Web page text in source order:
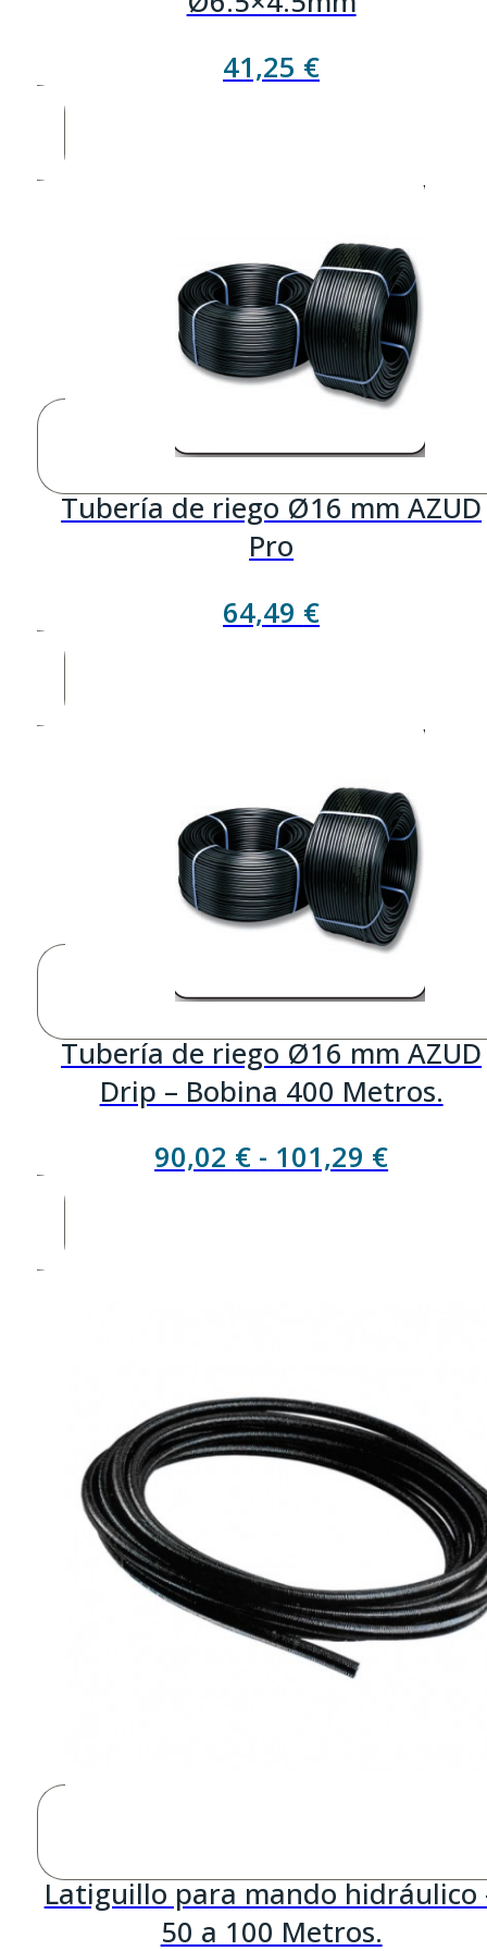
41,25 €
Tubería de riego Ø16 mm AZUD
Pro
64,49 €
Tubería de riego Ø16 mm AZUD
Drip – Bobina 400 Metros.
90,02 € - 101,29 €Rango
Latiguillo para mando hidráulico
50 a 100 Metros.